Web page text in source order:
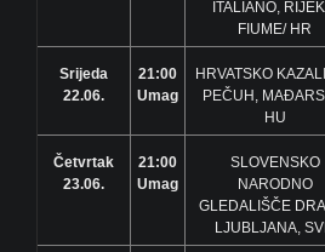
ITALIANO,
FIUME/ HR
Srijeda
22.06.
21:00
Umag
HRVATSKO
PEČUH,
HU
Četvrtak
23.06.
21:00
Umag
SLOVENSKO
NARODNO
GLEDALIŠČE
LJUBLJANA,